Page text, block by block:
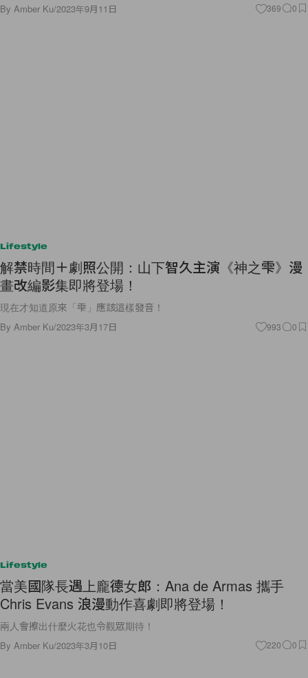
By Amber Ku/2023年9月11日 369 0
Lifestyle
解禁時間＋劇照公開：山下智久主演《神之雫》漫
畫改編影集即將登場！
現在才知道原來「雫」應該這樣發音！
By Amber Ku/2023年3月17日 993 0
Lifestyle
當美國隊長遇上龐德女郎：Ana de Armas 攜手
Chris Evans 浪漫動作喜劇即將登場！
兩人會擦出什麼火花也令觀眾期待！
By Amber Ku/2023年3月10日 220 0